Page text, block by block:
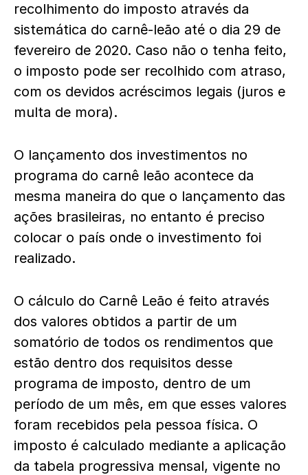
recolhimento do imposto através da
sistemática do carnê-leão até o dia 29 de
fevereiro de 2020. Caso não o tenha feito,
o imposto pode ser recolhido com atraso,
com os devidos acréscimos legais (juros e
multa de mora).
O lançamento dos investimentos no
programa do carnê leão acontece da
mesma maneira do que o lançamento das
ações brasileiras, no entanto é preciso
colocar o país onde o investimento foi
realizado.
O cálculo do Carnê Leão é feito através
dos valores obtidos a partir de um
somatório de todos os rendimentos que
estão dentro dos requisitos desse
programa de imposto, dentro de um
período de um mês, em que esses valores
foram recebidos pela pessoa física. O
imposto é calculado mediante a aplicação
da tabela progressiva mensal, vigente no